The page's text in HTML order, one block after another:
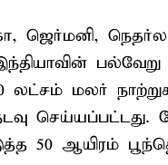
பல்வேறு
மலர்
50 ஆயிரம்